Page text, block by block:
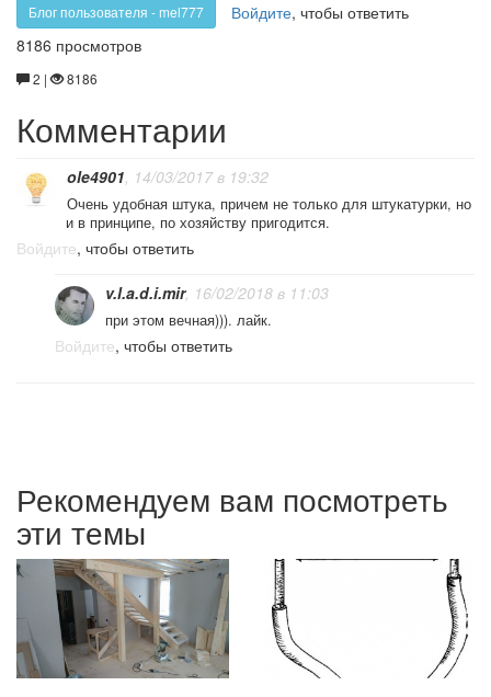
2/2
Блог пользователя - mel777 Войдите, чтобы ответить
8186 просмотров
2 | 8186
Комментарии
ole4901, 14/03/2017 в 19:32
Очень удобная штука, причем не только для штукатурки, но
и в принципе, по хозяйству пригодится.
Войдите, чтобы ответить
v.l.a.d.i.mir, 16/02/2018 в 11:03
при этом вечная))). лайк.
Войдите, чтобы ответить
Рекомендуем вам посмотреть
эти темы